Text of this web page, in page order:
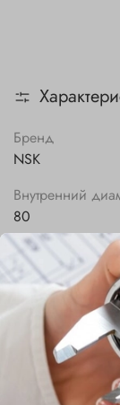
Бренд
NSK
Внутренний
80
Наружный
125
Ширина B, мм
Сепаратор
Стальной